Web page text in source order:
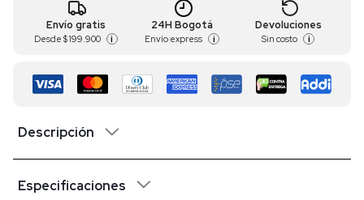
Envío gratis
Desde $ 199.900 i
24H Bogotá
Envío express i
Devoluciones
Sin costo i
Descripción
Especificaciones